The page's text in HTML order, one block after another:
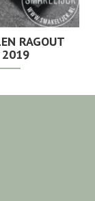
RAGOUT
2019